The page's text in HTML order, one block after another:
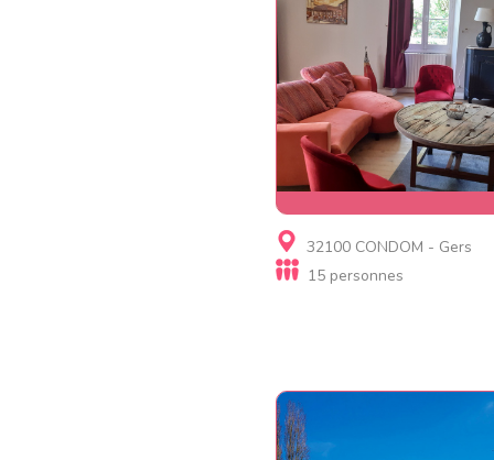
Gite, Gite d'étape
Villa de Gabarre
32100 CONDOM - Gers
15 personnes